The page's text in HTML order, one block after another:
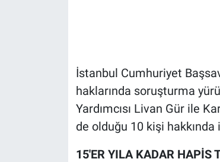
İstanbul Cumhuriyet
haklarında soruşturma
Yardımcısı Livan Gür ile
de olduğu 10 kişi
15'ER YILA KADAR HAPİS